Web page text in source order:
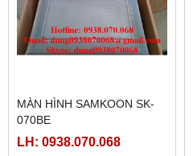
MÀN HÌNH SAMKOON SK-
070BE
LH: 0938.070.068